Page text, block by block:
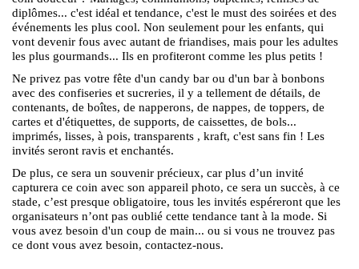
diplômes... c'est idéal et tendance, c'est le must des soirées et des
événements les plus cool. Non seulement pour les enfants, qui
vont devenir fous avec autant de friandises, mais pour les adultes
les plus gourmands... Ils en profiteront comme les plus petits !
Ne privez pas votre fête d'un candy bar ou d'un bar à bonbons
avec des confiseries et sucreries, il y a tellement de détails, de
contenants, de boîtes, de napperons, de nappes, de toppers, de
cartes et d'étiquettes, de supports, de caissettes, de bols...
imprimés, lisses, à pois, transparents , kraft, c'est sans fin ! Les
invités seront ravis et enchantés.
De plus, ce sera un souvenir précieux, car plus d’un invité
capturera ce coin avec son appareil photo, ce sera un succès, à ce
stade, c’est presque obligatoire, tous les invités espéreront que les
organisateurs n’ont pas oublié cette tendance tant à la mode. Si
vous avez besoin d'un coup de main... ou si vous ne trouvez pas
ce dont vous avez besoin, contactez-nous.